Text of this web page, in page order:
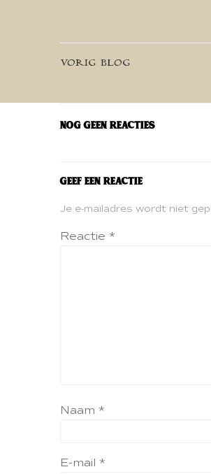
Bericht
navigatie
VORIG BLOG
Nog geen reacties
Geef een reactie
Je e-mailadres wordt niet
Reactie *
Naam *
E-mail *